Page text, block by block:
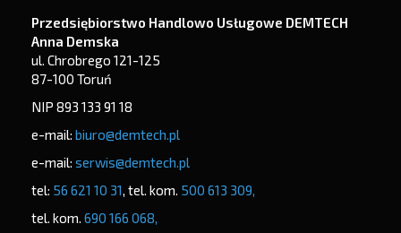
Przedsiębiorstwo Handlowo Usługowe DEMTECH
Anna Demska
ul. Chrobrego 121-125
87-100 Toruń
NIP 893 133 91 18
e-mail: biuro@demtech.pl
e-mail: serwis@demtech.pl
tel: 56 621 10 31, tel. kom. 500 613 309,
tel. kom. 690 166 068,